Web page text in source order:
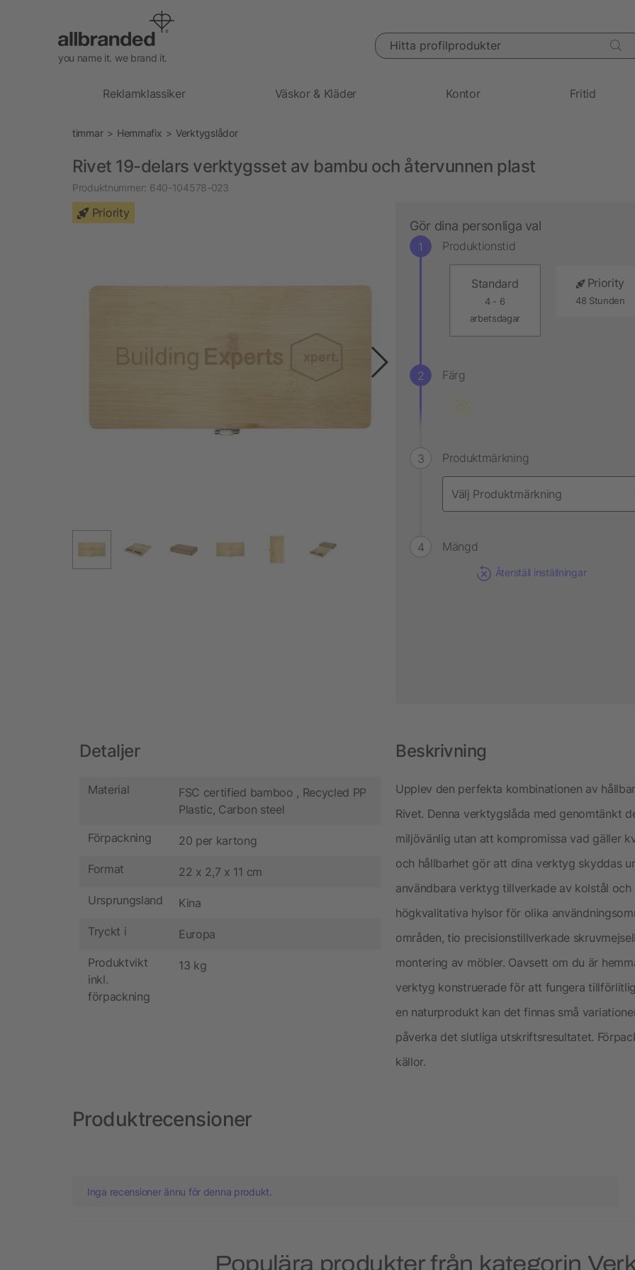
you name it. we brand it.
Hitta profilprodukter
Reklamklassiker Väskor & Kläder Kontor Fritid
timmar Hemmafix Verktygslådor
Rivet 19-delars verktygsset av bambu och återvunnen plast
Produktnummer: 640-104578-023
Priority
Gör dina personliga val
Produktionstid
Standard
4 - 6
arbetsdagar
Priority
48 Stunden
Färg
Produktmärkning
Mängd
Återställ inställningar
Detaljer
Material
FSC certified bamboo , Recycled PP
Plastic, Carbon steel
Förpackning 20 per kartong
Format 22 x 2,7 x 11 cm
Ursprungsland Kina
Tryckt i Europa
Produktvikt
inkl.
förpackning
13 kg
Beskrivning
Upplev den perfekta kombinationen av
Rivet. Denna verktygslåda med genomtänkt
miljövänlig utan att kompromissa vad gäller
och hållbarhet gör att dina verktyg skyddas
användbara verktyg tillverkade av kolstål
högkvalitativa hylsor för olika
områden, tio precisionstillverkade
montering av möbler. Oavsett om du är
verktyg konstruerade för att fungera
en naturprodukt kan det finnas små
påverka det slutliga utskriftsresultatet.
källor.
Produktrecensioner
Inga recensioner ännu för denna produkt.
Populära produkter från kategorin